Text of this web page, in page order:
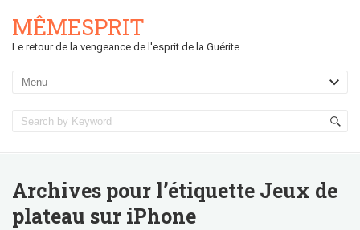
MÊMESPRIT
Le retour de la vengeance de l'esprit de la Guérite
Archives pour l’étiquette Jeux de
plateau sur iPhone